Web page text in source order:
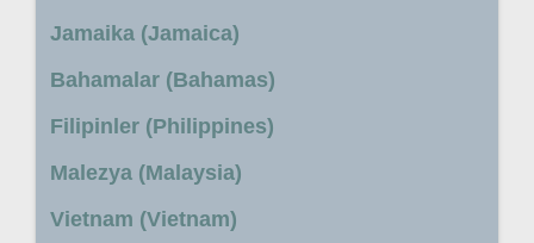
Jamaika (Jamaica)
Bahamalar (Bahamas)
Filipinler (Philippines)
Malezya (Malaysia)
Vietnam (Vietnam)